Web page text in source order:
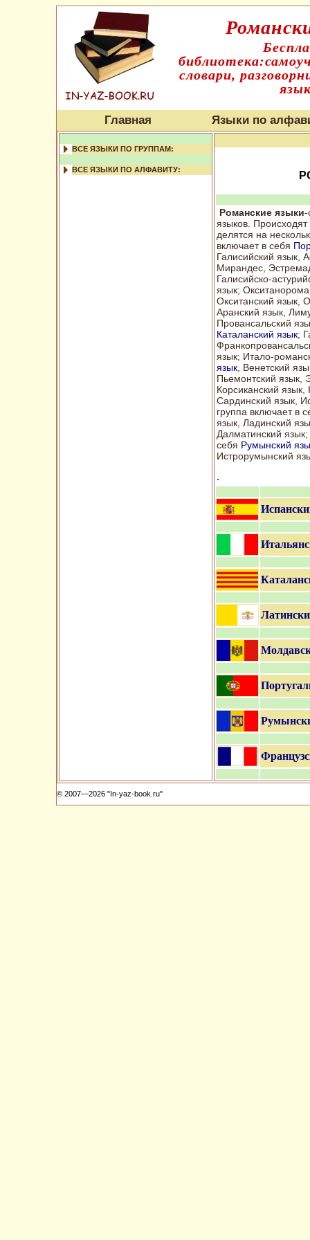
словари,
Главная Языки по
ВСЕ ЯЗЫКИ ПО ГРУППАМ:
ВСЕ ЯЗЫКИ ПО АЛФАВИТУ:
Романские языки-
языков.
делятся на
включает в себя
Галисийский язык,
Мирандес,
Галисийско-
язык;
Окситанский язык,
Аранский язык,
Провансальский
Каталанский язык;
язык; Итало-
язык, Венетский
Пьемонтский язык,
Корсиканский
Сардинский язык,
группа включает в
язык, Ладинский
Далматинский
себя Румынский
Истрорумынский
.
© 2007—2026 "In-yaz-book.ru"